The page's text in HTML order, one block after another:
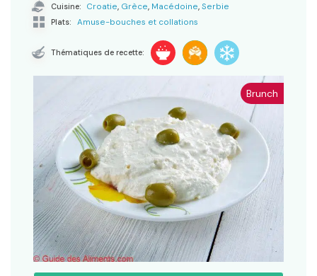
Cuisine: Croatie, Grèce, Macédoine, Serbie
Plats: Amuse-bouches et collations
Thématiques de recette:
Brunch